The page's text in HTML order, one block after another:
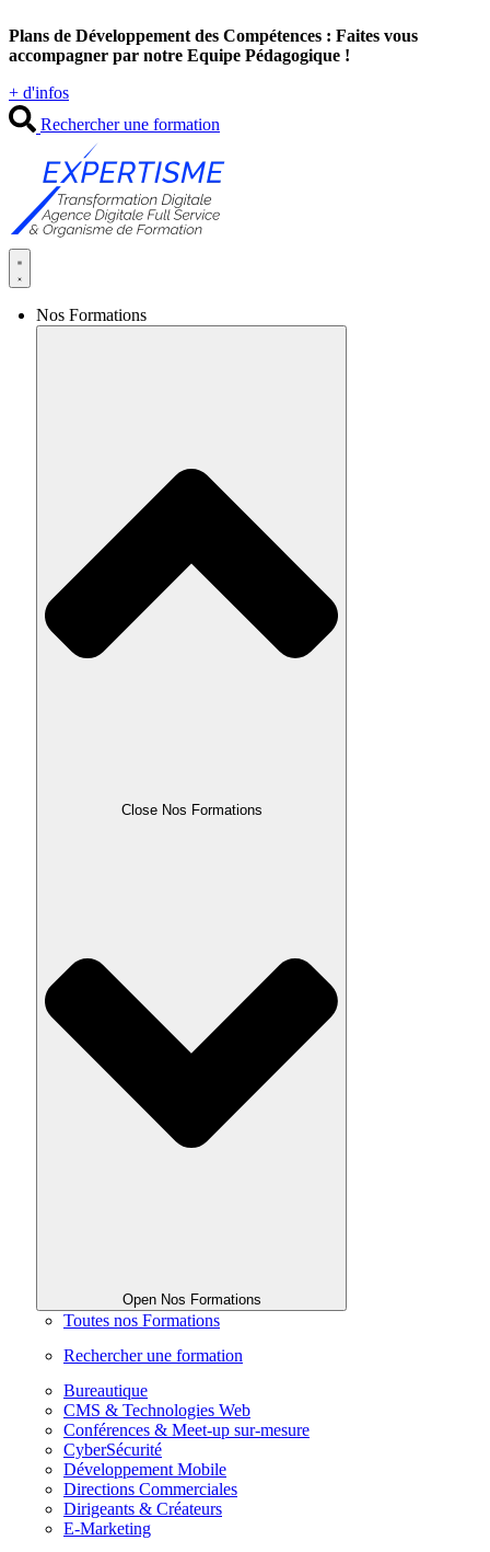
au
contenu
Plans de Développement des Compétences : Faites vous
accompagner par notre Equipe Pédagogique !
+ d'infos
Rechercher une formation
Nos Formations
Close Nos Formations
Open Nos Formations
Toutes nos Formations
Rechercher une formation
Bureautique
CMS & Technologies Web
Conférences & Meet-up sur-mesure
CyberSécurité
Développement Mobile
Directions Commerciales
Dirigeants & Créateurs
E-Marketing